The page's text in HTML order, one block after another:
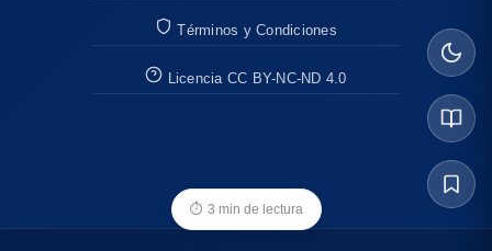
Términos y Condiciones
Licencia CC BY-NC-ND 4.0
⏱ 3 min de lectura